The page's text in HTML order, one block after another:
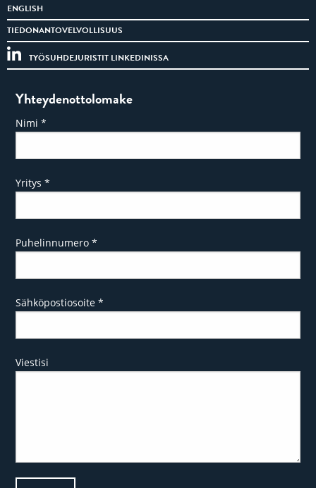
ENGLISH
TIEDONANTOVELVOLLISUUS
TYÖSUHDEJURISTIT LINKEDINISSA
Yhteydenottolomake
Nimi*
Yritys*
Puhelinnumero*
Sähköpostiosoite*
Viestisi